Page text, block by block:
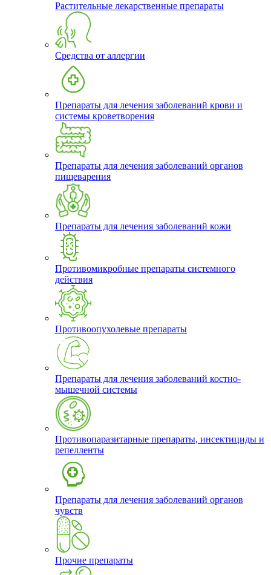
Растительные лекарственные препараты
Средства от аллергии
Препараты для лечения заболеваний крови и
системы кроветворения
Препараты для лечения заболеваний органов
пищеварения
Препараты для лечения заболеваний кожи
Противомикробные препараты системного
действия
Противоопухолевые препараты
Препараты для лечения заболеваний костно-
мышечной системы
Противопаразитарные препараты, инсектициды и
репелленты
Препараты для лечения заболеваний органов
чувств
Прочие препараты